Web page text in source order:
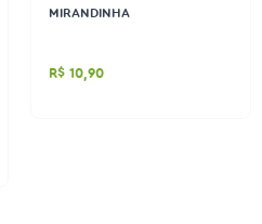
MIRANDINHA
R$ 10,90